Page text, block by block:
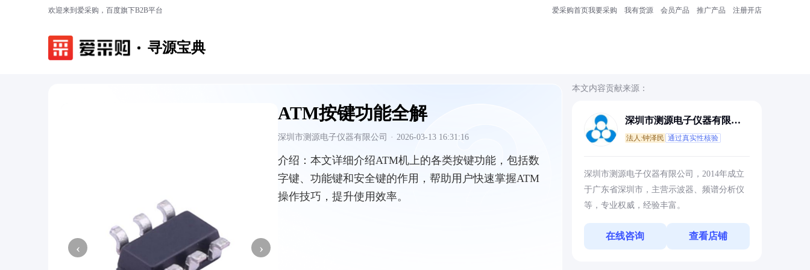
欢迎来到爱采购，百度旗下B2B平台 爱采购首页我要采购 我有货源 会员产品 推广产品 注册开店
寻源宝典
‹ ›
ATM按键功能全解
深圳市测源电子仪器有限公司 · 2026-03-13 16:31:16
介绍： 本文详细介绍ATM机上的各类按键功能，包括数
字键、功能键和安全键的作用，帮助用户快速掌握ATM
操作技巧，提升使用效率。
本文内容贡献来源：
深圳市测源电子仪器有限公
法人:钟泽民 通过真实性核验
深圳市测源电子仪器有限公司，2014年成立
于广东省深圳市，主营示波器、频谱分析仪
等，专业权威，经验丰富。
在线咨询 查看店铺